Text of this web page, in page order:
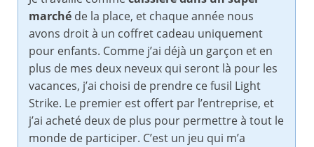
marché de la place, et chaque année nous
avons droit à un coffret cadeau uniquement
pour enfants. Comme j’ai déjà un garçon et en
plus de mes deux neveux qui seront là pour les
vacances, j’ai choisi de prendre ce fusil Light
Strike. Le premier est offert par l’entreprise, et
j’ai acheté deux de plus pour permettre à tout le
monde de participer. C’est un jeu qui m’a